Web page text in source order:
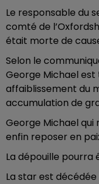
Le responsable du
comté de
était morte de
Selon le
George Michael est
affaiblissement du
accumulation de
George Michael
enfin reposer en
La dépouille pourra
La star est